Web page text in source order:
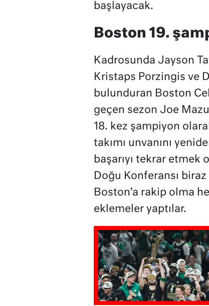
başlayacak.
Boston 19.
Kadrosunda Jayson
Kristaps Porzingis ve
bulunduran Boston
geçen sezon Joe
18. kez şampiyon
takımı unvanını
başarıyı tekrar etmek
Doğu Konferansı
Boston’a rakip olma
eklemeler yaptılar.